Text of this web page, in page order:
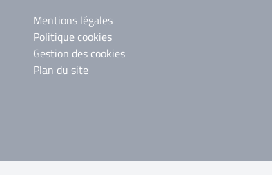
Mentions légales
Politique cookies
Gestion des cookies
Plan du site